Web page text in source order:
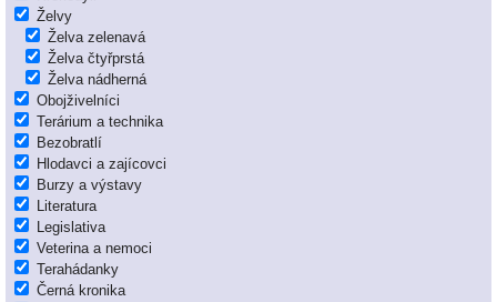
Želvy
Želva zelenavá
Želva čtyřprstá
Želva nádherná
Obojživelníci
Terárium a technika
Bezobratlí
Hlodavci a zajícovci
Burzy a výstavy
Literatura
Legislativa
Veterina a nemoci
Terahádanky
Černá kronika